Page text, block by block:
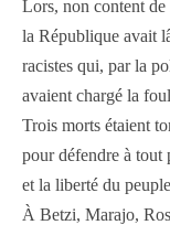
Lors, non content de
la République avait
racistes qui, par la
avaient chargé la
Trois morts étaient
pour défendre à
et la liberté du
À Betzi, Marajo,